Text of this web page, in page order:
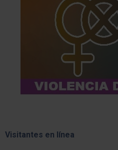
Visitantes en línea